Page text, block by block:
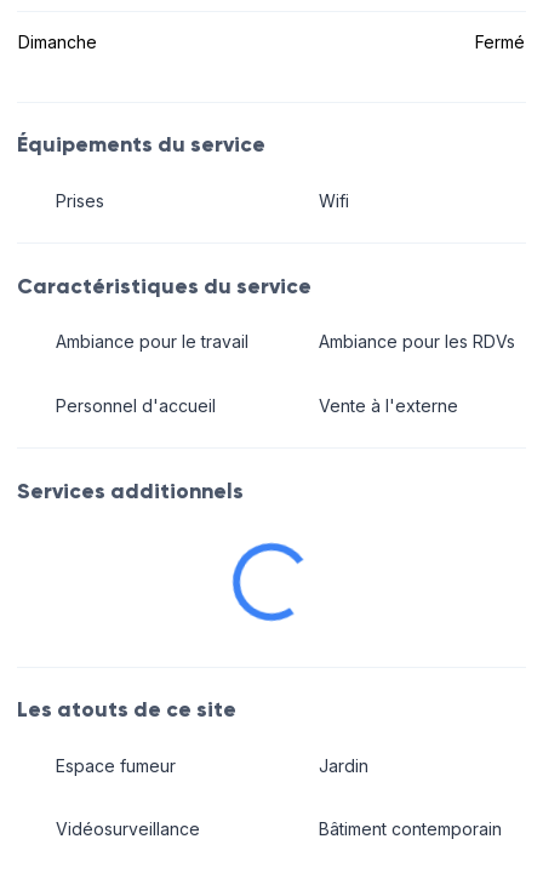
Dimanche Fermé
Équipements du service
Prises Wifi
Caractéristiques du service
Ambiance pour le travail
Personnel d'accueil
Ambiance pour les RDVs
Vente à l'externe
Services additionnels
Les atouts de ce site
Espace fumeur
Vidéosurveillance
Jardin
Bâtiment contemporain